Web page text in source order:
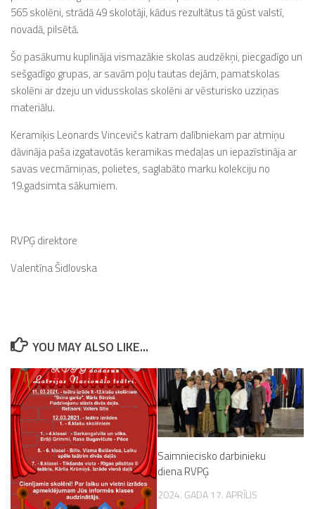
565 skolēni, strādā 49 skolotāji, kādus rezultātus tā gūst valstī,
novadā, pilsētā.
Šo pasākumu kuplināja vismazākie skolas audzēkņi, piecgadīgo un
sešgadīgo grupas, ar savām poļu tautas dejām, pamatskolas
skolēni ar dzeju un vidusskolas skolēni ar vēsturisko uzziņas
materiālu.
Keramiķis Leonards Vincevičs katram dalībniekam par atmiņu
dāvināja paša izgatavotās keramikas medaļas un iepazīstināja ar
savas vecmāmiņas, polietes, saglabāto marku kolekciju no
19.gadsimta sākumiem.
RVPĢ direktore
Valentīna Šidlovska
YOU MAY ALSO LIKE...
Saimniecisko darbinieku
diena RVPĢ
2024. GADA 17. APRĪLIS